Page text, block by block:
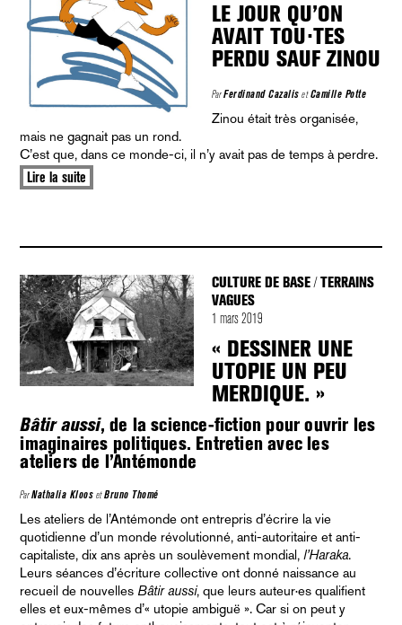
LE JOUR QU’ON
AVAIT TOU⋅TES
PERDU SAUF ZINOU
ParFerdinand Cazalis etCamille Potte
Zinou était très organisée,
mais ne gagnait pas un rond.
C’est que, dans ce monde-ci, il n’y avait pas de temps à perdre.
Lire la suite
CULTURE DE BASE/TERRAINS
VAGUES
1 mars 2019
« DESSINER UNE
UTOPIE UN PEU
MERDIQUE. »
Bâtir aussi, de la science-fiction pour ouvrir les
imaginaires politiques. Entretien avec les
ateliers de l’Antémonde
ParNathalia Kloos etBruno Thomé
Les ateliers de l’Antémonde ont entrepris d’écrire la vie
quotidienne d’un monde révolutionné, anti-autoritaire et anti-
capitaliste, dix ans après un soulèvement mondial, l’Haraka.
Leurs séances d’écriture collective ont donné naissance au
recueil de nouvelles Bâtir aussi, que leurs auteur·es qualifient
elles et eux-mêmes d’« utopie ambiguë ». Car si on peut y